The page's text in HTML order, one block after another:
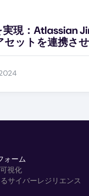
実現：Atlassian
セットを連携さ
ォーム
視化
サイバーレジリエンス